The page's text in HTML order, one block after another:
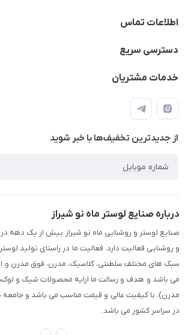
اطلاعات تماس
09171115348
طبقه همکف واحد 131
دسترسی سریع
مجله فروشگاه
درباره ما
تماس با ما
خدمات مشتریان
قوانین و مقررات
حریم خصوصی
راهنما
از جدید‌ترین تخفیف‌ها با‌ خبر شوید
درباره صنایع لوستر ماه نو شیراز
صنایع لوستر و روشنایی ماه نو شیراز بیش از یک دهه در
و روشنایی فعالیت دارد. فعالیت ما در راستای تولید
سبک های مختلف سلطنتی، کلاسیک، مدرن، فوق مدرن و
می باشد و هدف و رسالت ما ارایه محصولات شیک و
مدرن)، با کیفیت عالی و قیمت مناسب می باشد و جامعه
در سراسر کشور می باشد.